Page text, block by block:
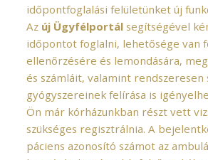
időpontfoglalási felületünket új
Az új Ügyfélportálsegítségével
időpontot foglalni, lehetősége van
ellenőrzésére és lemondására,
és számláit, valamint rendszeresen
gyógyszereinek felírása is
Ön már kórházunkban részt vett
szükséges regisztrálnia. A
páciens azonosító számot az